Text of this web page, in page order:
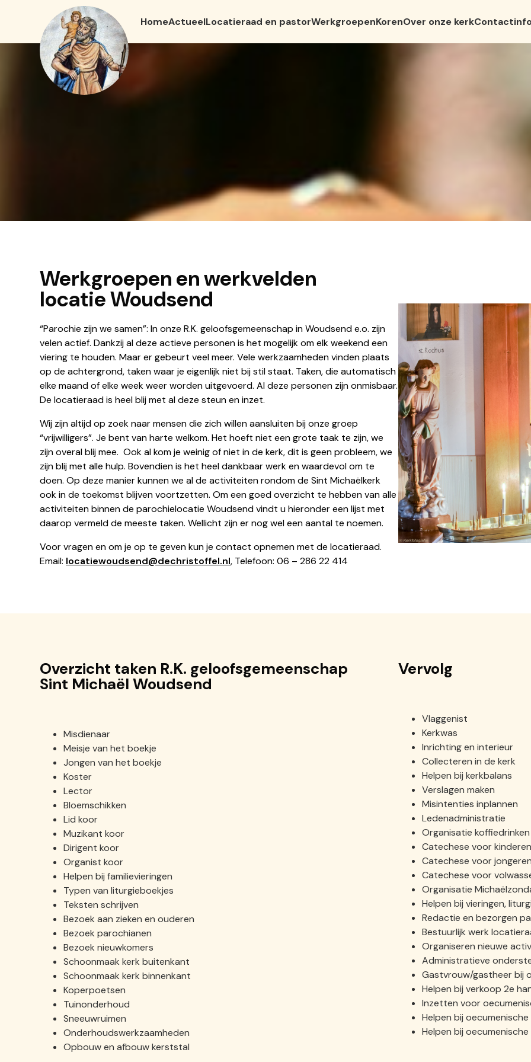
HomeActueelLocatieraad en pastorWerkgroepenKorenOver onze kerk
Werkgroepen en werkvelden
locatie Woudsend
“Parochie zijn we samen”: In onze R.K. geloofsgemeenschap in Woudsend e.o. zijn
velen actief. Dankzij al deze actieve personen is het mogelijk om elk weekend een
viering te houden. Maar er gebeurt veel meer. Vele werkzaamheden vinden plaats
op de achtergrond, taken waar je eigenlijk niet bij stil staat. Taken, die automatisch
elke maand of elke week weer worden uitgevoerd. Al deze personen zijn onmisbaar.
De locatieraad is heel blij met al deze steun en inzet.
Wij zijn altijd op zoek naar mensen die zich willen aansluiten bij onze groep
“vrijwilligers”. Je bent van harte welkom. Het hoeft niet een grote taak te zijn, we
zijn overal blij mee. Ook al kom je weinig of niet in de kerk, dit is geen probleem, we
zijn blij met alle hulp. Bovendien is het heel dankbaar werk en waardevol om te
doen. Op deze manier kunnen we al de activiteiten rondom de Sint Michaëlkerk
ook in de toekomst blijven voortzetten. Om een goed overzicht te hebben van alle
activiteiten binnen de parochielocatie Woudsend vindt u hieronder een lijst met
daarop vermeld de meeste taken. Wellicht zijn er nog wel een aantal te noemen.
Voor vragen en om je op te geven kun je contact opnemen met de locatieraad.
Email: locatiewoudsend@dechristoffel.nl, Telefoon: 06 – 286 22 414
Overzicht taken R.K. geloofsgemeenschap
Sint Michaël Woudsend
Misdienaar
Meisje van het boekje
Jongen van het boekje
Koster
Lector
Bloemschikken
Lid koor
Muzikant koor
Dirigent koor
Organist koor
Helpen bij familievieringen
Typen van liturgieboekjes
Teksten schrijven
Bezoek aan zieken en ouderen
Bezoek parochianen
Bezoek nieuwkomers
Schoonmaak kerk buitenkant
Schoonmaak kerk binnenkant
Koperpoetsen
Tuinonderhoud
Sneeuwruimen
Onderhoudswerkzaamheden
Opbouw en afbouw kerststal
Vervolg
Vlaggenist
Kerkwas
Inrichting en interieur
Collecteren in de kerk
Helpen bij kerkbalans
Verslagen maken
Misintenties inplannen
Ledenadministratie
Organisatie koffiedrinken
Catechese voor kinderen
Catechese voor
Catechese voor
Organisatie
Helpen bij vieringen,
Redactie en bezorgen
Bestuurlijk werk
Organiseren nieuwe
Administratieve
Gastvrouw/gastheer bij
Helpen bij verkoop 2e
Inzetten voor
Helpen bij
Helpen bij